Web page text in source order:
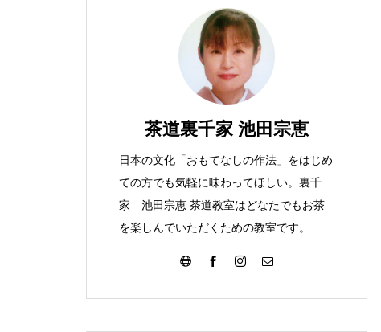
お榊のお水をかえてたら、見て
みて
こんな葉っぱ見つけまし
た
茶道裏千家 池田宗恵
日本の文化「おもてなしの作法」をはじめ
ての方でも気軽に味わってほしい。裏千
家 池田宗恵 茶道教室はどなたでもお茶
を楽しんでいただくための教室です。